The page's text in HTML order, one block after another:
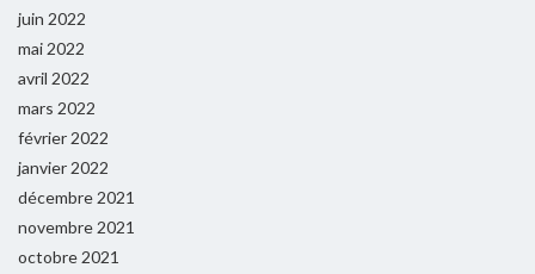
juin 2022
mai 2022
avril 2022
mars 2022
février 2022
janvier 2022
décembre 2021
novembre 2021
octobre 2021